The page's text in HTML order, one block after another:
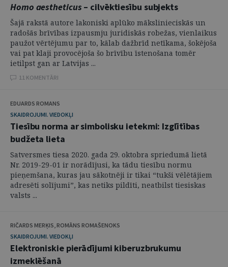
Homo aestheticus– cilvēktiesību subjekts
Šajā rakstā autore lakoniski aplūko mākslinieciskās un
radošās brīvības izpausmju juridiskās robežas, vienlaikus
paužot vērtējumu par to, kālab dažbrīd netīkama, šokējoša
vai pat klaji provocējoša šo brīvību īstenošana tomēr
ietilpst gan ar Latvijas ...
11 KOMENTĀRI
EDUARDS ROMANS
SKAIDROJUMI. VIEDOKĻI
Tiesību norma ar simbolisku ietekmi: Izglītības
budžeta lieta
Satversmes tiesa 2020. gada 29. oktobra spriedumā lietā
Nr. 2019-29-01 ir norādījusi, ka tādu tiesību normu
pieņemšana, kuras jau sākotnēji ir tikai “tukši vēlētājiem
adresēti solījumi”, kas netiks pildīti, neatbilst tiesiskas
valsts ...
RIČARDS MERĶIS, ROMĀNS ROMAŠENOKS
SKAIDROJUMI. VIEDOKĻI
Elektroniskie pierādījumi kiberuzbrukumu
izmeklēšanā